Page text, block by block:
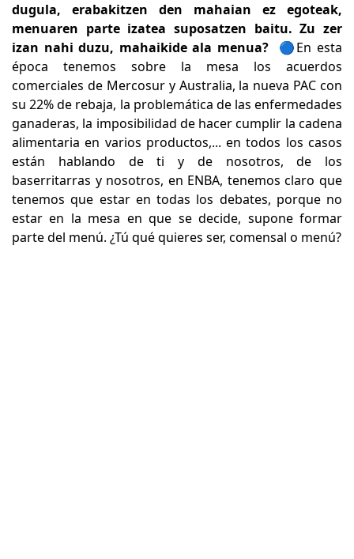
dugula, erabakitzen den mahaian ez egoteak,
menuaren parte izatea suposatzen baitu. Zu zer
izan nahi duzu, mahaikide ala menua?🔵En esta
época tenemos sobre la mesa los acuerdos
comerciales de Mercosur y Australia, la nueva PAC con
su 22% de rebaja, la problemática de las enfermedades
ganaderas, la imposibilidad de hacer cumplir la cadena
alimentaria en varios productos,... en todos los casos
están hablando de ti y de nosotros, de los
baserritarras y nosotros, en ENBA, tenemos claro que
tenemos que estar en todas los debates, porque no
estar en la mesa en que se decide, supone formar
parte del menú. ¿Tú qué quieres ser, comensal o menú?